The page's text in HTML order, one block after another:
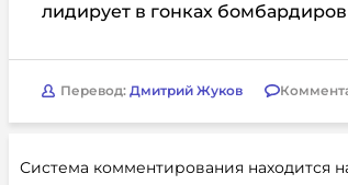
лидирует в гонках
Перевод: Дмитрий Жуков
Система комментирования находится